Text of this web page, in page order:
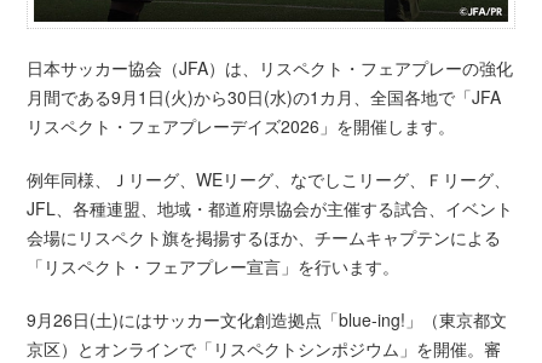
日本サッカー協会（JFA）は、リスペクト・フェアプレーの強化
月間である9月1日(火)から30日(水)の1カ月、全国各地で「JFA
リスペクト・フェアプレーデイズ2026」を開催します。
例年同様、Ｊリーグ、WEリーグ、なでしこリーグ、Ｆリーグ、
JFL、各種連盟、地域・都道府県協会が主催する試合、イベント
会場にリスペクト旗を掲揚するほか、チームキャプテンによる
「リスペクト・フェアプレー宣言」を行います。
9月26日(土)にはサッカー文化創造拠点「blue-ing!」（東京都文
京区）とオンラインで「リスペクトシンポジウム」を開催。審